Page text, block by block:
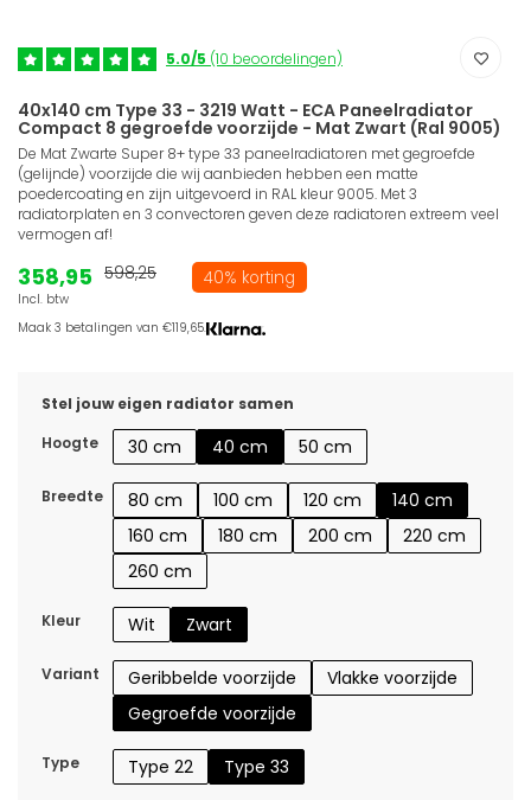
5.0/5 (10 beoordelingen)
40x140 cm Type 33 - 3219 Watt - ECA Paneelradiator
Compact 8 gegroefde voorzijde - Mat Zwart (Ral 9005)
De Mat Zwarte Super 8+ type 33 paneelradiatoren met gegroefde
(gelijnde) voorzijde die wij aanbieden hebben een matte
poedercoating en zijn uitgevoerd in RAL kleur 9005. Met 3
radiatorplaten en 3 convectoren geven deze radiatoren extreem veel
vermogen af!
358,95
Incl. btw
598,25 40% korting
Maak 3 betalingen van €119,65.
Stel jouw eigen radiator samen
Hoogte
30 cm 40 cm 50 cm
Breedte 80 cm 100 cm 120 cm
140 cm
160 cm
180 cm 200 cm
220 cm
260 cm
Kleur Wit Zwart
Variant Geribbelde voorzijde
Vlakke voorzijde
Gegroefde voorzijde
Type Type 22 Type 33